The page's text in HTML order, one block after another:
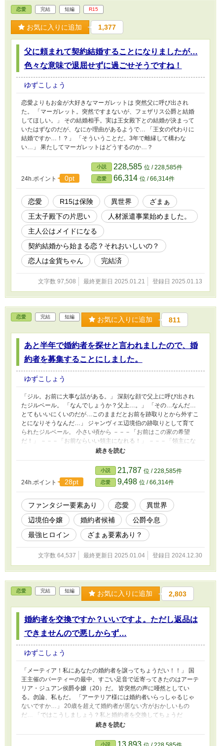
恋愛 完結 短編 R15
お気に入りに追加 1,377
父に頼まれて契約結婚することになりましたが…
色々な意味で退屈せずに過ごせそうですね！
ゆずこしょう
恋愛よりもお金が大好きなマーガレットは 突然父に呼び出され
た。 「マーガレット。突然ですまないが、フェザリス公爵と結婚
してほしい。」 その結婚相手。実は王女殿下との結婚が決まって
いたはずなのだが、なにか理由があるようで… 「王女の代わりに
結婚ですか…！？」 「そういうことだ。3年で離縁して構わな
い…」 果たしてマーガレットはどうするのか…？
24h.ポイント 0pt
小説 228,585 位 / 228,585件
恋愛 66,314 位 / 66,314件
恋愛 R15は保険 異世界
ざまぁ
王太子殿下の片思い
人材派遣事業始めました。
主人公はメイドになる
契約結婚から始まる恋？それおいしいの？
恋人は金貨ちゃん
完結済
文字数 97,508 最終更新日 2025.01.21 登録日 2025.01.13
恋愛 完結 短編 お気に入りに追加 811
あと半年で婚約者を探せと言われましたので、婚
約者を募集することにしました。
ゆずこしょう
「ジル。お前に大事な話がある。」 深刻な顔で父上に呼び出され
たジルベール。 「なんでしょうか？父上…。」 「その…なんだ…
とてもいいにくいのだが…このままだとお前を跡取りとから外すこ
とになりそうなんだ…」 ジャンヴィエ辺境伯の跡取りとして育て
られたジルベール。 小さい頃から －－－「お前はこの家の希望
だ！」 －－－「お前ならいい領主になれる！」 －－－「領主にな
るなら剣術も弓術も魔法も他のやつに負けてはならん。」 来る日
も来る日も勉強と、稽古の毎日。ドレスを着た記憶なんてほとんど
無い。 「ドレスを着る暇があるなら鎧を身に着けて魔物討伐に行
ってこい！」とよく言われたものだ。 ジャンヴィエ辺境伯の跡取
りとしてルナフルール国の臣下として必死に耐えてきたのだが…
「どういうことでしょうか…父上…。」 「女性が爵位を継ぐ場
合、18までに婚約者が居なくてはならないのだが逃げられてしまっ
たんだ…だからあと半年で婚約者を見つけなくてはならなくなっ
た…」 そんな話初耳です…父上… あと半年で18になるジルベール
は一体どうするのか…
24h.ポイント 28pt
小説 21,787 位 / 228,585件
恋愛 9,498 位 / 66,314件
ファンタジー要素あり 恋愛
異世界
辺境伯令嬢
婚約者候補
公爵令息
最強ヒロイン
ざまぁ要素あり？
文字数 64,537 最終更新日 2025.01.04 登録日 2024.12.30
恋愛 完結 短編 お気に入りに追加 2,803
婚約者を交換ですか？いいですよ。ただし返品は
できませんので悪しからず…
ゆずこしょう
「メーティア！私にあなたの婚約者を譲ってちょうだい！！」 国
王主催のパーティーの最中、すごい足音で近寄ってきたのはアーテ
リア・ジュアン侯爵令嬢（20）だ。 皆突然の声に唖然としてい
る。勿論、私もだ。 「アーテリア様には婚約者いらっしゃるじゃ
ないですか…」 20歳を超えて婚約者が居ない方がおかしいもの
だ… 「ではこうしましょう？私と婚約者を交換してちょうだ
い！」 「交換ですか…？」 果たしてメーティアはどうするの
か…。
小説